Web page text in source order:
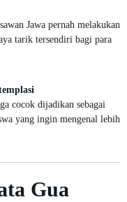
Jawa pernah melakukan
tarik tersendiri bagi para
cocok dijadikan sebagai
yang ingin mengenal lebih
Gua